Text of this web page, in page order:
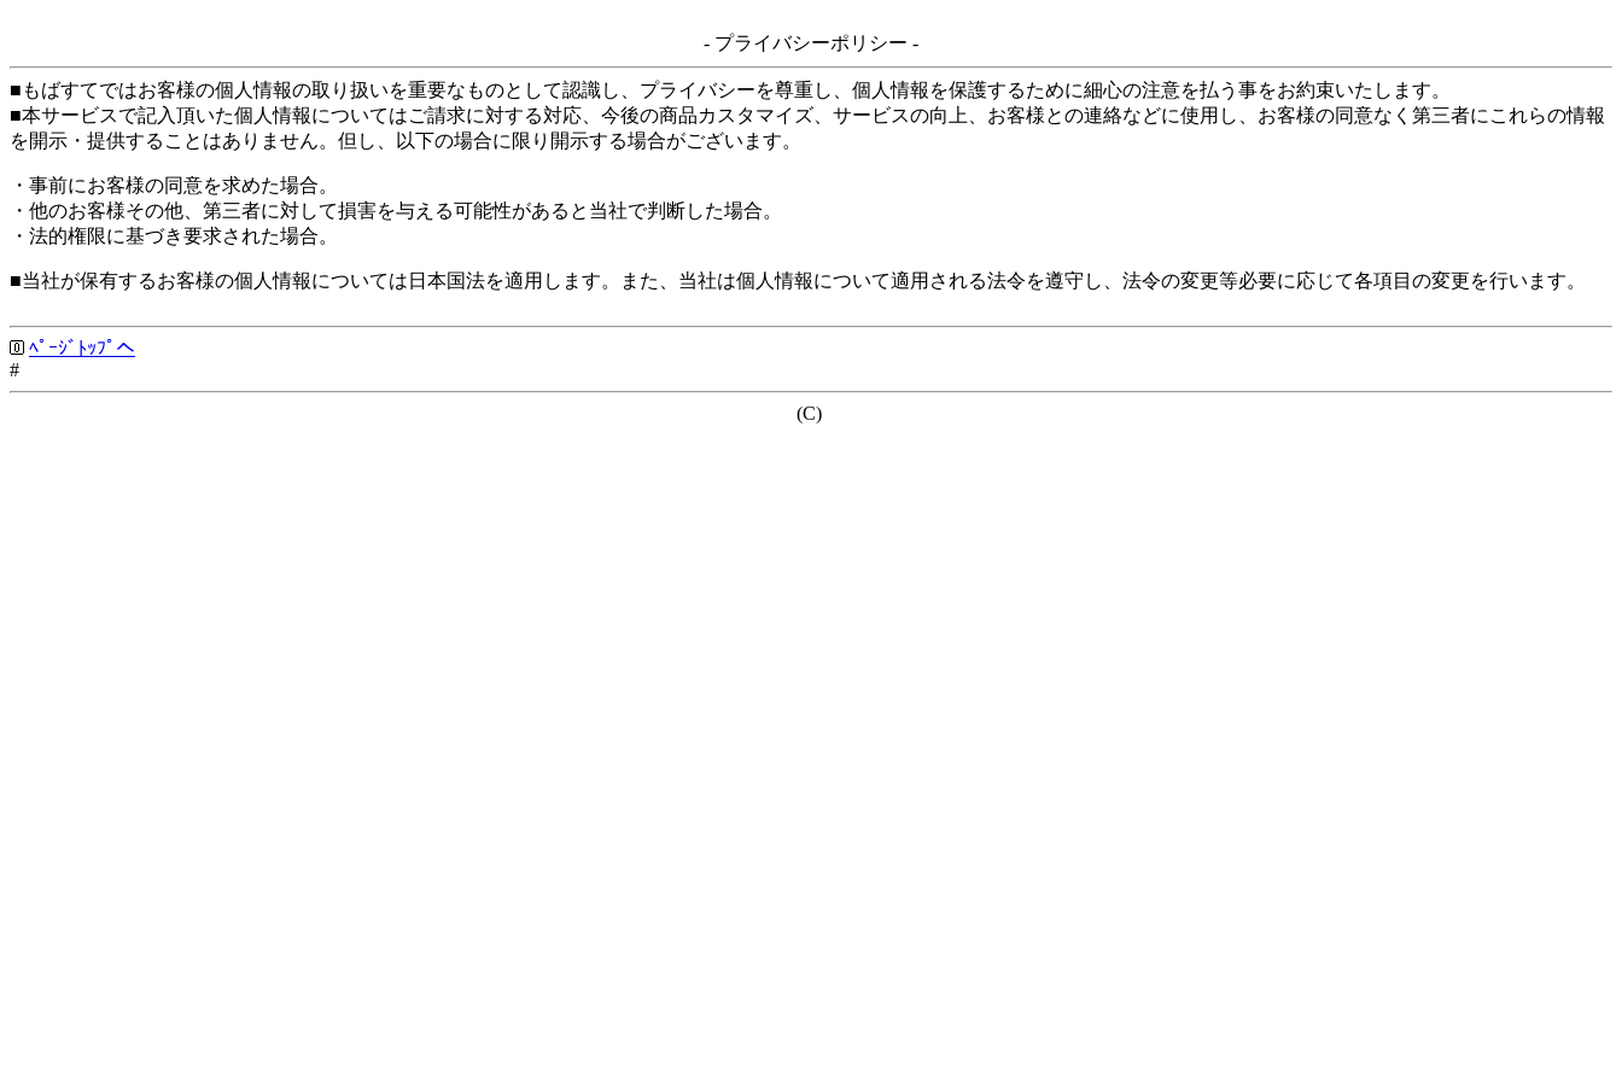
- プライバシーポリシー -
■もばすてではお客様の個人情報の取り扱いを重要なものとして認識し、プライバシーを尊重し、個人情報を保護するために細心の注意を払う事をお約束いたします。
■本サービスで記入頂いた個人情報についてはご請求に対する対応、今後の商品カスタマイズ、サービスの向上、お客様との連絡などに使用し、お客様の同意なく第三者にこれらの情報
を開示・提供することはありません。但し、以下の場合に限り開示する場合がございます。
・事前にお客様の同意を求めた場合。
・他のお客様その他、第三者に対して損害を与える可能性があると当社で判断した場合。
・法的権限に基づき要求された場合。
■当社が保有するお客様の個人情報については日本国法を適用します。また、当社は個人情報について適用される法令を遵守し、法令の変更等必要に応じて各項目の変更を行います。
ﾍﾟｰｼﾞﾄｯﾌﾟへ
#
(C)